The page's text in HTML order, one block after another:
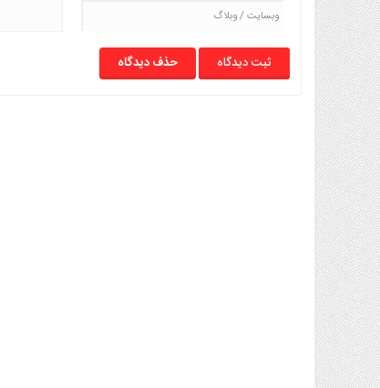
حذف دیدگاه